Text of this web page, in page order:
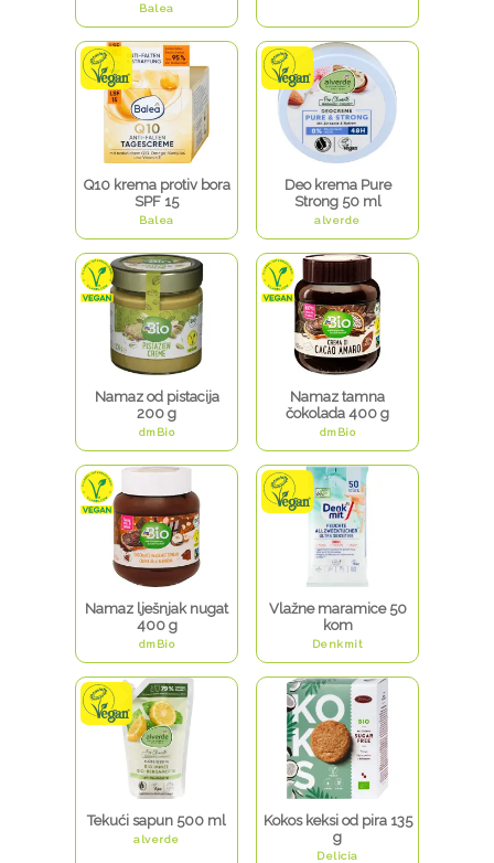
Balea
Q10 krema protiv bora
SPF 15
Balea
Deo krema Pure
Strong 50 ml
alverde
Namaz od pistacija
200 g
dmBio
Namaz tamna
čokolada 400 g
dmBio
Namaz lješnjak nugat
400 g
dmBio
Vlažne maramice 50
kom
Denkmit
Tekući sapun 500 ml
alverde
Kokos keksi od pira 135
g
Delicia